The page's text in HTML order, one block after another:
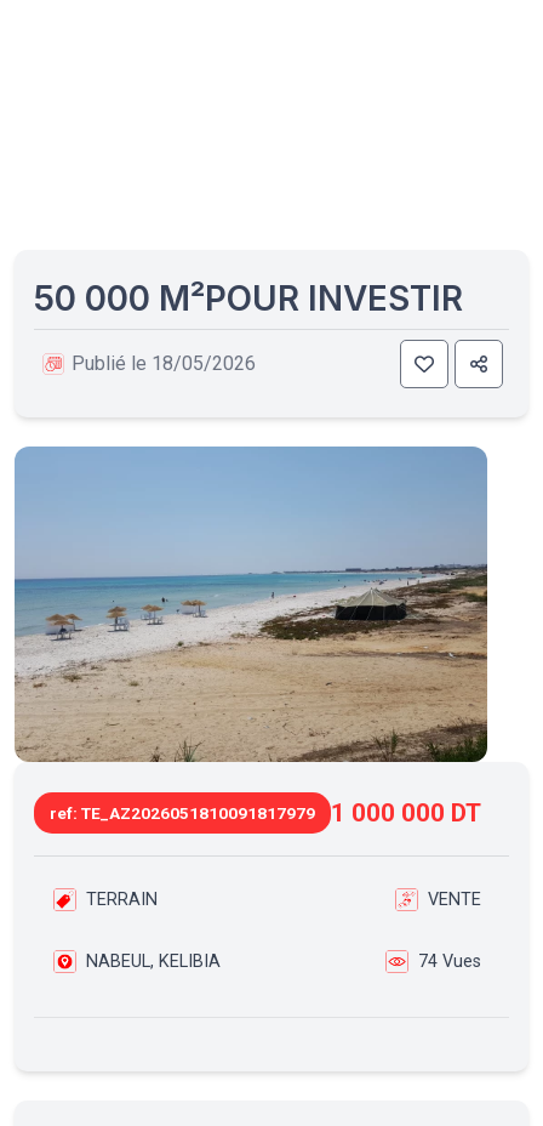
50 000 M²POUR INVESTIR
Publié le 18/05/2026
ref: TE_AZ2026051810091817979 1 000 000 DT
TERRAIN VENTE
NABEUL, KELIBIA 74 Vues